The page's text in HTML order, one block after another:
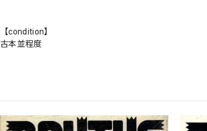
【condition】
古本並程度